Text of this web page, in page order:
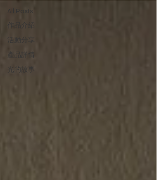
All Posts
作品介紹
活動分享
產品詳情
光的故事